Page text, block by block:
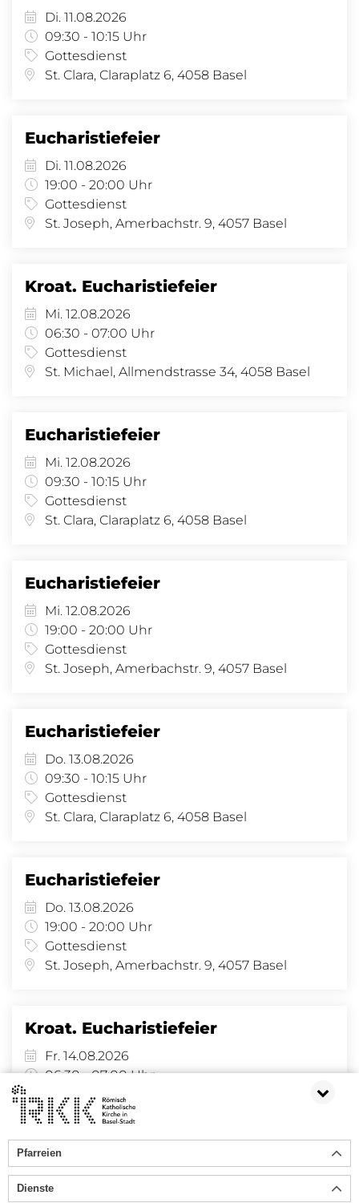
Di. 11.08.2026
09:30 - 10:15 Uhr
Gottesdienst
St. Clara, Claraplatz 6, 4058 Basel
Eucharistiefeier
Di. 11.08.2026
19:00 - 20:00 Uhr
Gottesdienst
St. Joseph, Amerbachstr. 9, 4057 Basel
Kroat. Eucharistiefeier
Mi. 12.08.2026
06:30 - 07:00 Uhr
Gottesdienst
St. Michael, Allmendstrasse 34, 4058 Basel
Eucharistiefeier
Mi. 12.08.2026
09:30 - 10:15 Uhr
Gottesdienst
St. Clara, Claraplatz 6, 4058 Basel
Eucharistiefeier
Mi. 12.08.2026
19:00 - 20:00 Uhr
Gottesdienst
St. Joseph, Amerbachstr. 9, 4057 Basel
Eucharistiefeier
Do. 13.08.2026
09:30 - 10:15 Uhr
Gottesdienst
St. Clara, Claraplatz 6, 4058 Basel
Eucharistiefeier
Do. 13.08.2026
19:00 - 20:00 Uhr
Gottesdienst
St. Joseph, Amerbachstr. 9, 4057 Basel
Kroat. Eucharistiefeier
Fr. 14.08.2026
06:30 - 07:00 Uhr
Gottesdienst
St. Michael, Allmendstrasse 34, 4058 Basel
« 1 2 3 4 5 6 7 ... 63 »
Pfarreien
Dienste